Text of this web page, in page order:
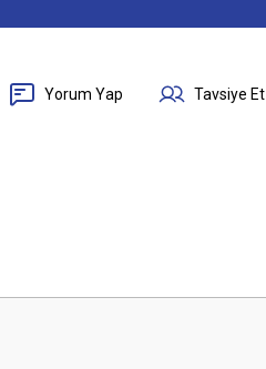
Yorum Yap Tavsiye Et